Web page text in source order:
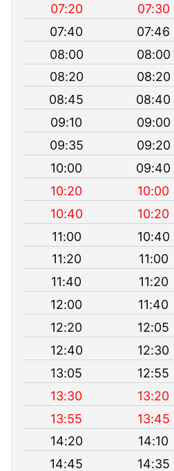
07:20 07:30
07:40
07:46
08:00
08:00
08:20
08:20
08:45
08:40
09:10
09:00
09:35
09:20
10:00
09:40
10:20
10:00
10:40
10:20
11:00
10:40
11:20
11:00
11:40
11:20
12:00
11:40
12:20
12:05
12:40
12:30
13:05
12:55
13:30
13:20
13:55
13:45
14:20
14:10
14:45
14:35